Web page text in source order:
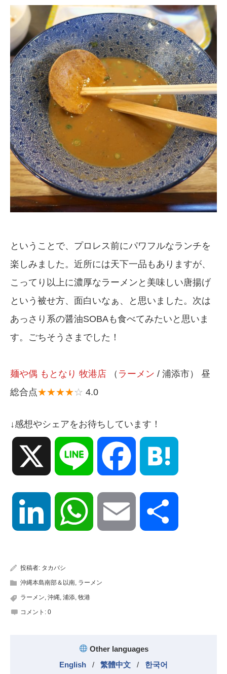
ということで、プロレス前にパワフルなランチを
楽しみました。近所には天下一品もありますが、
こってり以上に濃厚なラーメンと美味しい唐揚げ
という被せ方、面白いなぁ、と思いました。次は
あっさり系の醤油SOBAも食べてみたいと思いま
す。ごちそうさまでした！
麺や偶 もとなり 牧港店 （ ラーメン / 浦添市） 昼
総合点★★★★☆ 4.0
↓感想やシェアをお待ちしています！
Line Facebook
LinkedIn WhatsApp Email
投稿者: タカバシ
沖縄本島南部＆以南 ラーメン
ラーメン 沖縄 浦添 牧港
コメント: 0
Other languages
English
/ 繁體中文 / 한국어